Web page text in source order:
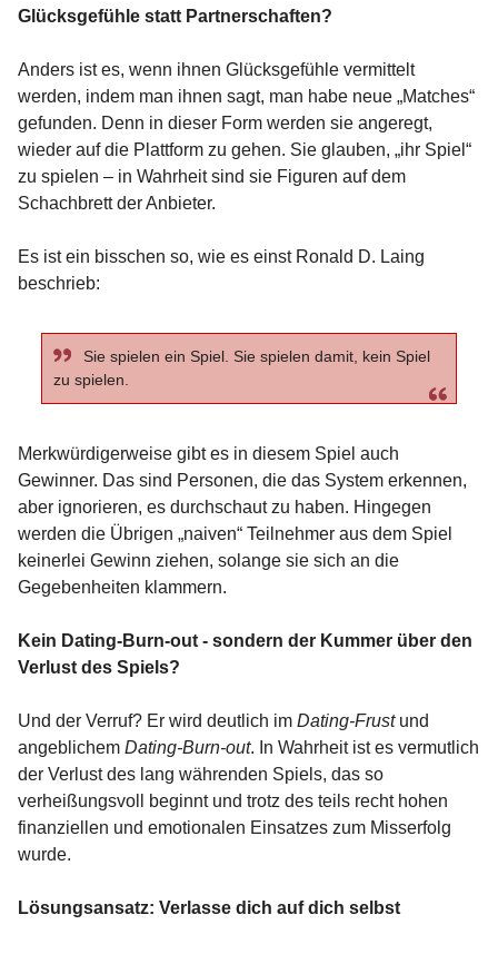
Glücksgefühle statt Partnerschaften?
Anders ist es, wenn ihnen Glücksgefühle vermittelt
werden, indem man ihnen sagt, man habe neue „Matches“
gefunden. Denn in dieser Form werden sie angeregt,
wieder auf die Plattform zu gehen. Sie glauben, „ihr Spiel“
zu spielen – in Wahrheit sind sie Figuren auf dem
Schachbrett der Anbieter.
Es ist ein bisschen so, wie es einst Ronald D. Laing
beschrieb:
Sie spielen ein Spiel. Sie spielen damit, kein Spiel
zu spielen.
Merkwürdigerweise gibt es in diesem Spiel auch
Gewinner. Das sind Personen, die das System erkennen,
aber ignorieren, es durchschaut zu haben. Hingegen
werden die Übrigen „naiven“ Teilnehmer aus dem Spiel
keinerlei Gewinn ziehen, solange sie sich an die
Gegebenheiten klammern.
Kein Dating-Burn-out - sondern der Kummer über den
Verlust des Spiels?
Und der Verruf? Er wird deutlich im Dating-Frust und
angeblichem Dating-Burn-out. In Wahrheit ist es vermutlich
der Verlust des lang währenden Spiels, das so
verheißungsvoll beginnt und trotz des teils recht hohen
finanziellen und emotionalen Einsatzes zum Misserfolg
wurde.
Lösungsansatz: Verlasse dich auf dich selbst